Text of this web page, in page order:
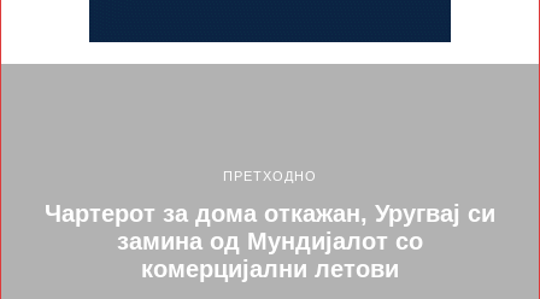
ПРЕТХОДНО
Чартерот за дома откажан, Уругвај си
замина од Мундијалот со
комерцијални летови